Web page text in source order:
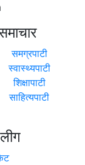
समग्रपाटी
स्वास्थ्यपाटी
शिक्षापाटी
साहित्यपाटी